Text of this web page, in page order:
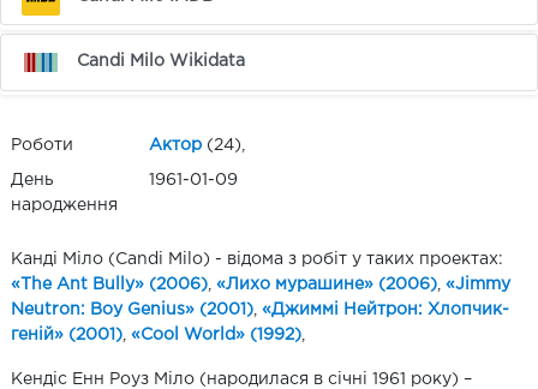
Candi Milo Wikidata
Роботи Актор (24),
День
народження
1961-01-09
Канді Міло (Candi Milo) - відома з робіт у таких проектах:
«The Ant Bully» (2006) «Лихо мурашине» (2006) «Jimmy
Neutron: Boy Genius» (2001) «Джиммі Нейтрон: Хлопчик-
геній» (2001) «Cool World» (1992)
Кендіс Енн Роуз Міло (народилася в січні 1961 року) –